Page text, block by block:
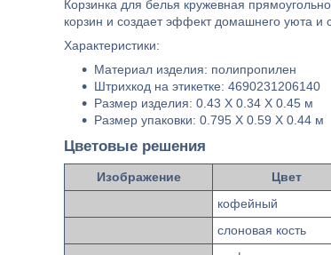
Корзинка для белья кружевная
корзин и создает эффект домашнего уюта и
Характеристики:
Материал изделия: полипропилен
Штрихкод на этикетке: 4690231206140
Размер изделия: 0.43 X 0.34 X 0.45 м
Размер упаковки: 0.795 X 0.59 X 0.44 м
Цветовые решения
Изображение Цвет
кофейный
слоновая кость